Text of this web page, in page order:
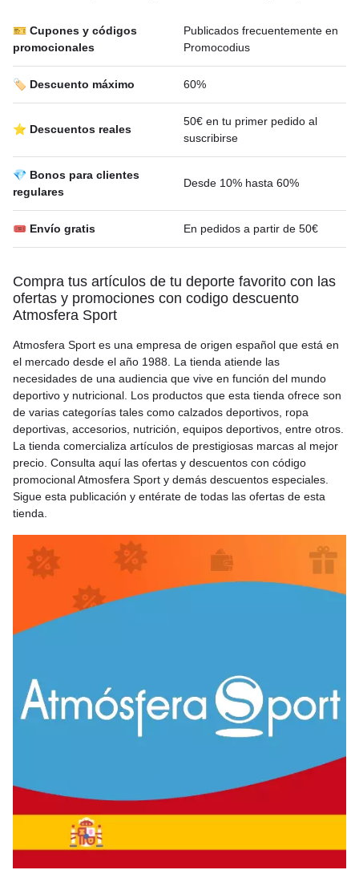
🎫 Cupones y códigos
promocionales
Publicados frecuentemente en
Promocodius
🏷️ Descuento máximo 60%
⭐ Descuentos reales
50€ en tu primer pedido al
suscribirse
💎 Bonos para clientes
regulares
Desde 10% hasta 60%
🎟 Envío gratis En pedidos a partir de 50€
Compra tus artículos de tu deporte favorito con las
ofertas y promociones con codigo descuento
Atmosfera Sport
Atmosfera Sport es una empresa de origen español que está en
el mercado desde el año 1988. La tienda atiende las
necesidades de una audiencia que vive en función del mundo
deportivo y nutricional. Los productos que esta tienda ofrece son
de varias categorías tales como calzados deportivos, ropa
deportivas, accesorios, nutrición, equipos deportivos, entre otros.
La tienda comercializa artículos de prestigiosas marcas al mejor
precio. Consulta aquí las ofertas y descuentos con código
promocional Atmosfera Sport y demás descuentos especiales.
Sigue esta publicación y entérate de todas las ofertas de esta
tienda.